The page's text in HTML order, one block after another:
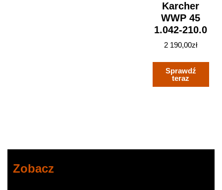
Karcher
WWP 45
1.042-210.0
2 190,00zł
Sprawdź
teraz
Zobacz